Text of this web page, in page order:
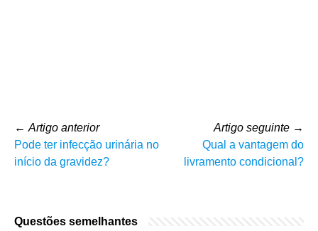
← Artigo anterior
Pode ter infecção urinária no
início da gravidez?
Artigo seguinte →
Qual a vantagem do
livramento condicional?
Questões semelhantes